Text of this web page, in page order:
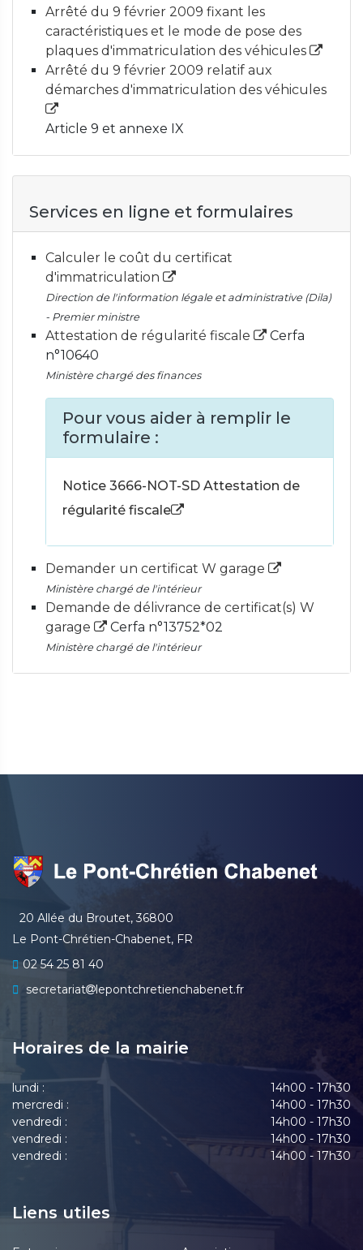
Arrêté du 9 février 2009 fixant les
caractéristiques et le mode de pose des
plaques d'immatriculation des véhicules
Arrêté du 9 février 2009 relatif aux
démarches d'immatriculation des véhicules
Article 9 et annexe IX
Services en ligne et formulaires
Calculer le coût du certificat
d'immatriculation
Direction de l'information légale et administrative (Dila)
- Premier ministre
Attestation de régularité fiscale
Cerfa
n°10640
Ministère chargé des finances
Pour vous aider à remplir le
formulaire :
Notice 3666-NOT-SD Attestation de
régularité fiscale
Demander un certificat W garage
Ministère chargé de l'intérieur
Demande de délivrance de certificat(s) W
garage
Cerfa n°13752*02
Ministère chargé de l'intérieur
20 Allée du Broutet, 36800
Le Pont-Chrétien-Chabenet, FR
02 54 25 81 40
secretariat
lepontchretienchabenet.fr
Horaires de la mairie
lundi :
14h00 - 17h30
mercredi :
14h00 - 17h30
vendredi :
14h00 - 17h30
vendredi :
14h00 - 17h30
vendredi :
14h00 - 17h30
Liens utiles